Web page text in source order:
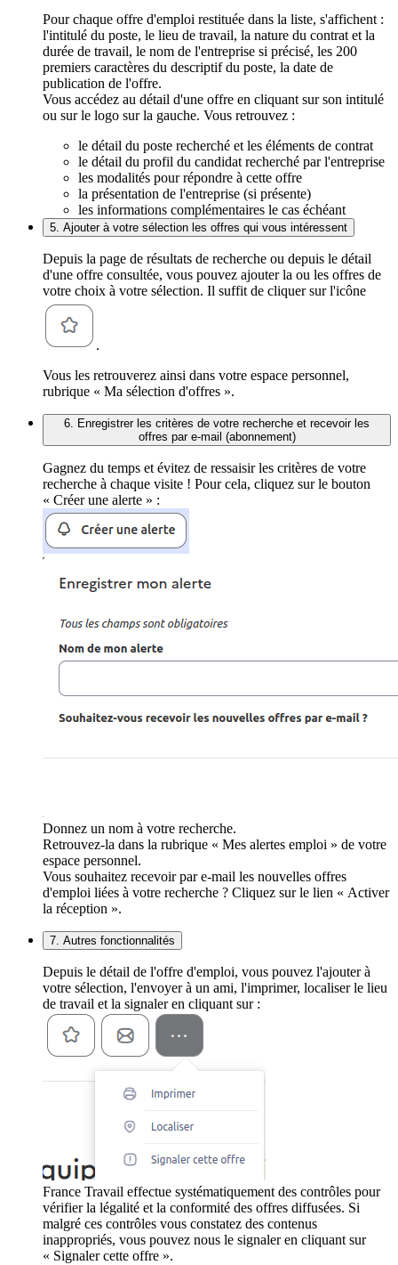
Pour chaque offre d'emploi restituée dans la liste, s'affichent :
l'intitulé du poste, le lieu de travail, la nature du contrat et la
durée de travail, le nom de l'entreprise si précisé, les 200
premiers caractères du descriptif du poste, la date de
publication de l'offre.
Vous accédez au détail d'une offre en cliquant sur son intitulé
ou sur le logo sur la gauche. Vous retrouvez :
le détail du poste recherché et les éléments de contrat
le détail du profil du candidat recherché par l'entreprise
les modalités pour répondre à cette offre
la présentation de l'entreprise (si présente)
les informations complémentaires le cas échéant
5. Ajouter à votre sélection les offres qui vous intéressent
Depuis la page de résultats de recherche ou depuis le détail
d'une offre consultée, vous pouvez ajouter la ou les offres de
votre choix à votre sélection. Il suffit de cliquer sur l'icône
.
Vous les retrouverez ainsi dans votre espace personnel,
rubrique « Ma sélection d'offres ».
6. Enregistrer les critères de votre recherche et recevoir les
offres par e-mail (abonnement)
Gagnez du temps et évitez de ressaisir les critères de votre
recherche à chaque visite ! Pour cela, cliquez sur le bouton
« Créer une alerte » :
Donnez un nom à votre recherche.
Retrouvez-la dans la rubrique « Mes alertes emploi » de votre
espace personnel.
Vous souhaitez recevoir par e-mail les nouvelles offres
d'emploi liées à votre recherche ? Cliquez sur le lien « Activer
la réception ».
7. Autres fonctionnalités
Depuis le détail de l'offre d'emploi, vous pouvez l'ajouter à
votre sélection, l'envoyer à un ami, l'imprimer, localiser le lieu
de travail et la signaler en cliquant sur :
France Travail effectue systématiquement des contrôles pour
vérifier la légalité et la conformité des offres diffusées. Si
malgré ces contrôles vous constatez des contenus
inappropriés, vous pouvez nous le signaler en cliquant sur
« Signaler cette offre ».